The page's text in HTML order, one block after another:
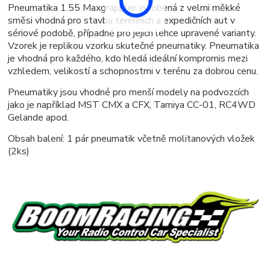
Pneumatika 1.55 Maxgrappler vyrobená z velmi měkké
směsi vhodná pro stavbu terénních a expedičních aut v
sériové podobě, případně pro jejich lehce upravené varianty.
Vzorek je replikou vzorku skutečné pneumatiky. Pneumatika
je vhodná pro každého, kdo hledá ideální kompromis mezi
vzhledem, velikostí a schopnostmi v terénu za dobrou cenu.
Pneumatiky jsou vhodné pro menší modely na podvozcích
jako je například MST CMX a CFX, Tamiya CC-01, RC4WD
Gelande apod.
Obsah balení: 1 pár pneumatik včetně molitanových vložek
(2ks)